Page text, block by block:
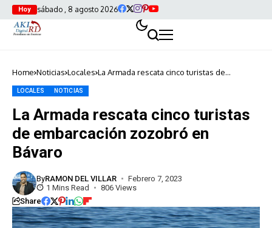
Hoy sábado , 8 agosto 2026
Home Noticias Locales La Armada rescata cinco turistas de
LOCALES NOTICIAS
La Armada rescata cinco turistas
de embarcación zozobró en
Bávaro
ByRAMON DEL VILLAR
Febrero 7, 2023
1 Mins Read
806 Views
Share